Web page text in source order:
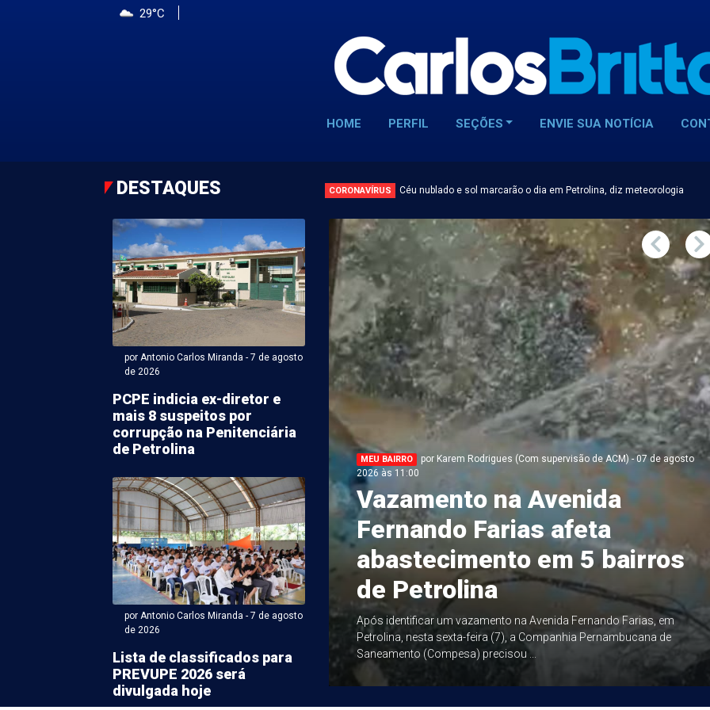
29°C
HOME PERFIL SEÇÕES ENVIE SUA NOTÍCIA
DESTAQUES CORONAVÍRUS Céu nublado e sol marcarão o dia em Petrolina, diz meteorologia
por Antonio Carlos Miranda - 7 de agosto
de 2026
PCPE indicia ex-diretor e
mais 8 suspeitos por
corrupção na Penitenciária
de Petrolina
por Antonio Carlos Miranda - 7 de agosto
de 2026
Lista de classificados para
PREVUPE 2026 será
divulgada hoje
Rodrigues (Com supervisão de ACM) - 07 de agosto
prefeito de Uauá
em
de Juazeiro
de Uauá (Norte da Bahia), Marcos Lobo, Paulo Lobo
feira (6) após se afogar em ...
MEU BAIRRO
por Karem Rodrigues (Com supervisão de ACM) - 07 de agosto
2026 às 11:00
Vazamento na Avenida
Fernando Farias afeta
abastecimento em 5 bairros
de Petrolina
Após identificar um vazamento na Avenida Fernando Farias, em
Petrolina, nesta sexta-feira (7), a Companhia Pernambucana de
Saneamento (Compesa) precisou ...